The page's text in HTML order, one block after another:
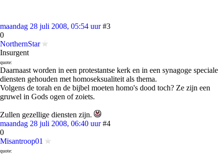
maandag 28 juli 2008, 05:54 uur #3
0
NorthernStar
Insurgent
quote:
Daarnaast worden in een protestantse kerk en in een synagoge speciale
diensten gehouden met homoseksualiteit als thema.
Volgens de torah en de bijbel moeten homo's dood toch? Ze zijn een
gruwel in Gods ogen of zoiets.
Zullen gezellige diensten zijn.
maandag 28 juli 2008, 06:40 uur #4
0
Misantroop01
quote: